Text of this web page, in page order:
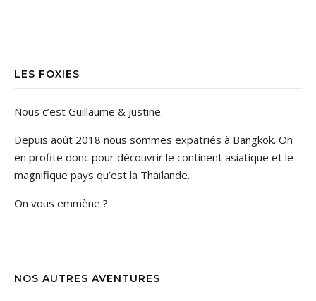
LES FOXIES
Nous c’est Guillaume & Justine.
Depuis août 2018 nous sommes expatriés à Bangkok. On
en profite donc pour découvrir le continent asiatique et le
magnifique pays qu’est la Thaïlande.
On vous emmène ?
NOS AUTRES AVENTURES